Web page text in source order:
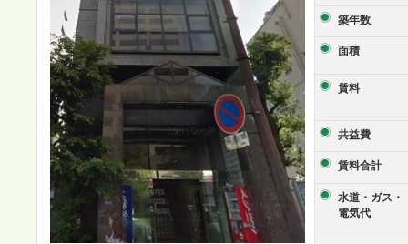
築年数
面積
賃料
共益費
賃料合計
水道・ガス・
電気代